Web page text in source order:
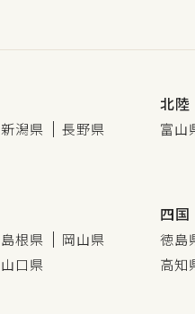
新潟県 長野県
北陸
富山
島根県
岡山県
山口県
四国
徳島
高知